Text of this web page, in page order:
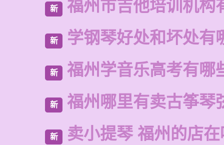
新 福州市吉他培训机构
新 学钢琴好处和坏处有
新 福州学音乐高考有哪
新 福州哪里有卖古筝琴
新 卖小提琴 福州的店